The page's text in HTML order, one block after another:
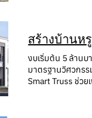
ความโปร่งใสของสัญญา ผลงานก่อสร้างจริ
กับงบประมาณ คว
ช่องทางติดต่อ
โทรศัพท์: 063-
https://
บ้าน Mind Home
Test) เพื่อคำนวณ
โครงสร้างทรุดร้า
ปัญหางบประมาณบ
บ้าน สถาปัตยกรร
บริเวณด้านหน้าอา
สู่ภายในคฤหาสน์
ตา ปูทางเชื่อมต่อ
แสงธรรมชาติเข้
Longevity Living
เรียบหรูที่เน้นคว
โมเดิร์น แบบลักชั
สัมผัสที่เนี้ยบกริบ
Luxury: ความอบ
(Japanese Cafe
และความผ่อนค
สร้างบ้านห
งบเริ่มต้น 5 ล้าน
มาตรฐานวิศวกรรม และดูแลครบจบในที่เดียว โครงสร้างมาต
Smart Truss ช่ว